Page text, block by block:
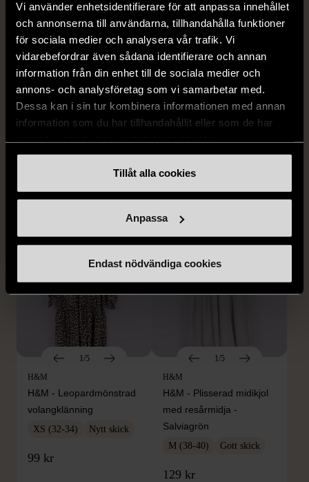
Vi använder enhetsidentifierare för att anpassa innehållet
och annonserna till användarna, tillhandahålla funktioner
för sociala medier och analysera vår trafik. Vi
vidarebefordrar även sådana identifierare och annan
information från din enhet till de sociala medier och
annons- och analysföretag som vi samarbetar med.
Dessa kan i sin tur kombinera informationen med annan
information som du har tillhandahållit eller som de har
Tillåt alla cookies
Anpassa
Endast nödvändiga cookies
SNÖ OF SWEDEN
SNÖ of Sweden -
169 kr
RODEBJER
Rodebjer - Mönstrad topp
M (38-40)
Mycket gott skick
399 kr
1/5
H&M
H&M - Leopardmönstrad
volangklänning
XS (32-34) Nytt skick
99 kr
1/5
H&M
H&M - Plisserad midikjol
med resårmidja -
Salviagrön
M (38-40) Gott skick
129 kr